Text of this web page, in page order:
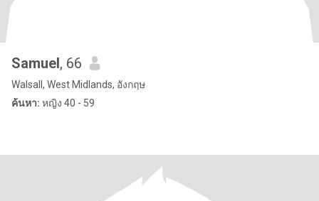
Samuel, 66
Walsall, West Midlands, อังกฤษ
ค้นหา: หญิง 40 - 59